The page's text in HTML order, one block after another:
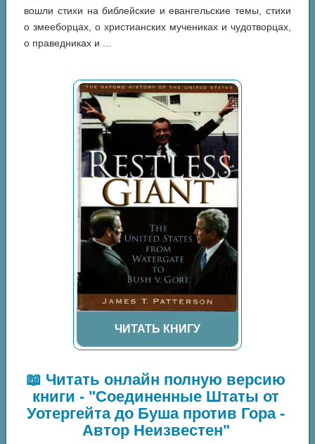
вошли стихи на библейские и евангельские темы, стихи
о змееборцах, о христианских мучениках и чудотворцах,
о праведниках и ...
ЧИТАТЬ КНИГУ
📖 Читать онлайн полную версию
книги - "Соединенные Штаты от
Уотергейта до Буша против Гора -
Автор Неизвестен"